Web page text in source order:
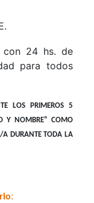
con 24 hs. de
para todos
LOS PRIMEROS 5
Y NOMBRE” COMO
A DURANTE TODA LA
: